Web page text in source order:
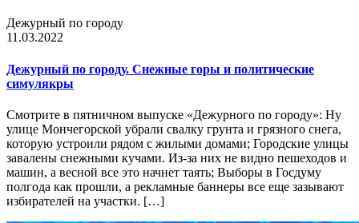
Дежурный по городу
11.03.2022
Дежурный по городу. Снежные горы и политические
симулякры
Смотрите в пятничном выпуске «Дежурного по городу»: Ну
улице Мончегорской убрали свалку грунта и грязного снега,
которую устроили рядом с жилыми домами; Городские улицы
завалены снежными кучами. Из-за них не видно пешеходов и
машин, а весной все это начнет таять; Выборы в Госдуму
полгода как прошли, а рекламные баннеры все еще зазывают
избирателей на участки. […]